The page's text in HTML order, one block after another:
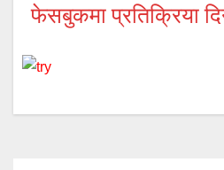
फेसबुकमा प्रतिक्रिया